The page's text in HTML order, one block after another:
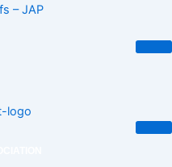
– JAP